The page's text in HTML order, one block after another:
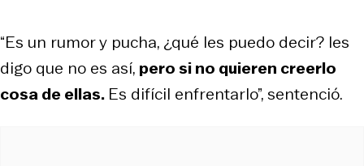
“Es un rumor y pucha, ¿qué les puedo decir? les
digo que no es así, pero si no quieren creerlo
cosa de ellas. Es difícil enfrentarlo”, sentenció.